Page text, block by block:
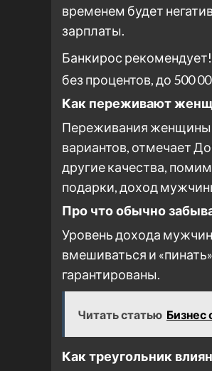
временем будет
зарплаты.
Банкирос рекомендует!
без процентов, до 500
Как переживают
Переживания женщины
вариантов, отмечает
другие качества,
подарки, доход
Про что обычно
Уровень дохода
вмешиваться и
гарантированы.
Читать статью Бизнес
Как треугольник